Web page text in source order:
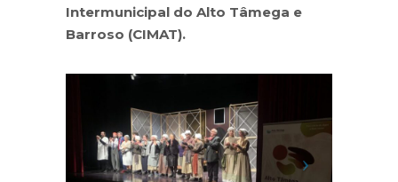
Intermunicipal do Alto Tâmega e
Barroso (CIMAT).